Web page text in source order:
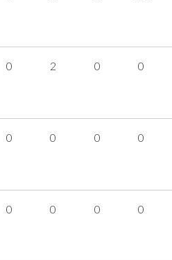
0 2 0 0
0 0 0 0
0 0 0 0